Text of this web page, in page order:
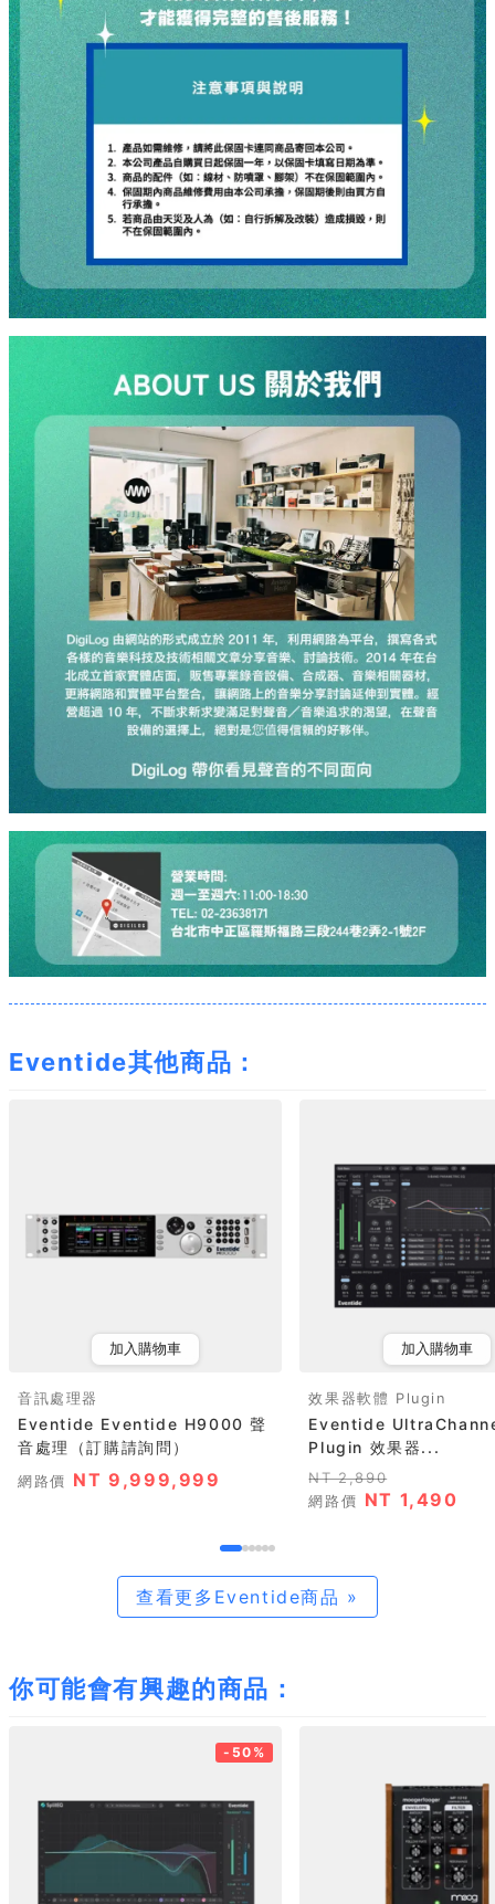
Eventide其他商品：
加入購物車
音訊處理器
Eventide Eventide H9000 聲
音處理（訂購請詢問）
網路價 NT 9,999,999
加入購物車
效果器軟體 Plugin
Eventide
Plugin 效果器...
NT 2,890
網路價 NT 1,490
查看更多Eventide商品 »
你可能會有興趣的商品：
-50%